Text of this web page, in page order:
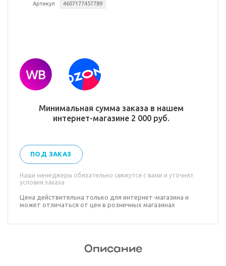
Артикул 4607177457789
Минимальная сумма заказа в нашем
интернет-магазине 2 000 руб.
ПОД ЗАКАЗ
Наши менеджеры обязательно свяжутся с вами и уточнят
условия заказа
Цена действительна только для интернет-магазина и
может отличаться от цен в розничных магазинах
Описание